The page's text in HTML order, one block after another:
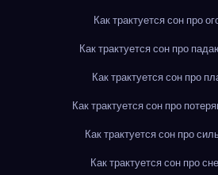
Как трактуется сон про
Как трактуется сон про
Как трактуется сон про
Как трактуется сон про
Как трактуется сон про
Как трактуется сон про